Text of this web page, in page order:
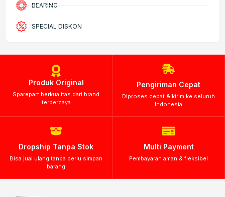
BEARING
SPECIAL DISKON
Produk Original
Sparepart berkualitas dari brand
terpercaya
Pengiriman Cepat
Diproses cepat & kirim ke seluruh
Indonesia
Dropship Tanpa Stok
Bisa jual ulang tanpa perlu simpan
barang
Multi Payment
Pembayaran aman & fleksibel